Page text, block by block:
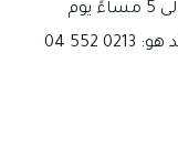
الخميس، بينما تبدأ من الساعة 9 صباحًا إلى 5 مساءً يوم
الجمعة، رقم التواصل الخاص بفرع دبي لاند هو: 0213 552 04